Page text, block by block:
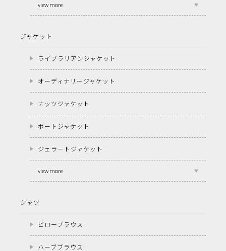
view more
ジャケット
ライブラリアンジャケット
オーディナリージャケット
ナッツジャケット
ポートジャケット
ジェラートジャケット
view more
シャツ
ピローブラウス
ハーブブラウス